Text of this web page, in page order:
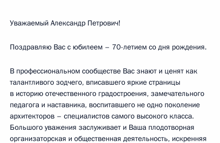
Уважаемый Александр Петрович!
Поздравляю Вас с юбилеем – 70-летием со дня рождения.
В профессиональном сообществе Вас знают и ценят как
талантливого зодчего, вписавшего яркие страницы
в историю отечественного градостроения, замечательного
педагога и наставника, воспитавшего не одно поколение
архитекторов – специалистов самого высокого класса.
Большого уважения заслуживает и Ваша плодотворная
организаторская и общественная деятельность, искренняя